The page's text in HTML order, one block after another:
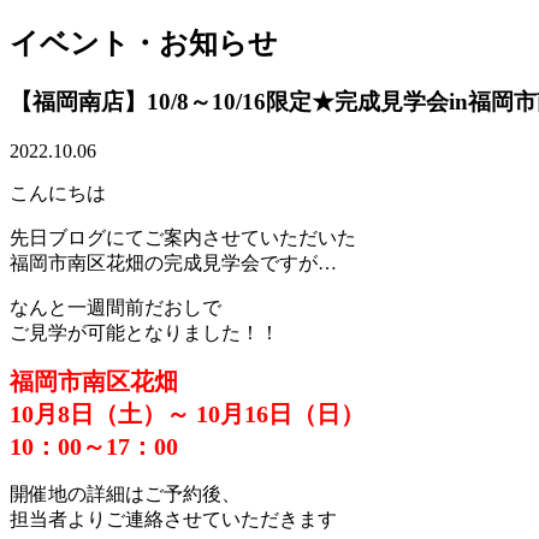
イベント・お知らせ
【福岡南店】10/8～10/16限定★完成見学会in福岡
2022.10.06
こんにちは
先日ブログにてご案内させていただいた
福岡市南区花畑の完成見学会ですが…
なんと一週間前だおしで
ご見学が可能となりました！！
福岡市南区花畑
10月8日（土）～ 10月16日（日）
10：00～17：00
開催地の詳細はご予約後、
担当者よりご連絡させていただきます